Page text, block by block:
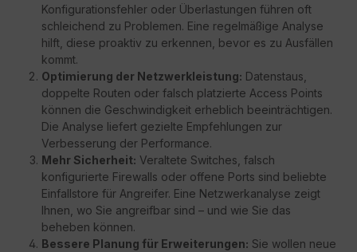
Konfigurationsfehler oder Überlastungen führen oft
schleichend zu Problemen. Eine regelmäßige Analyse
hilft, diese proaktiv zu erkennen, bevor es zu Ausfällen
kommt.
Optimierung der Netzwerkleistung: Datenstaus,
doppelte Routen oder falsch platzierte Access Points
können die Geschwindigkeit erheblich beeinträchtigen.
Die Analyse liefert gezielte Empfehlungen zur
Verbesserung der Performance.
Mehr Sicherheit: Veraltete Switches, falsch
konfigurierte Firewalls oder offene Ports sind beliebte
Einfallstore für Angreifer. Eine Netzwerkanalyse zeigt
Ihnen, wo Sie angreifbar sind – und wie Sie das
beheben können.
Bessere Planung für Erweiterungen: Sie wollen neue